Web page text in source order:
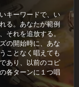
キーワードで、い
る。あなたが範例
それを追放する。
の開始時に、あな
ことなく唱えても
あり、以前のコピ
各ターンに１つ唱